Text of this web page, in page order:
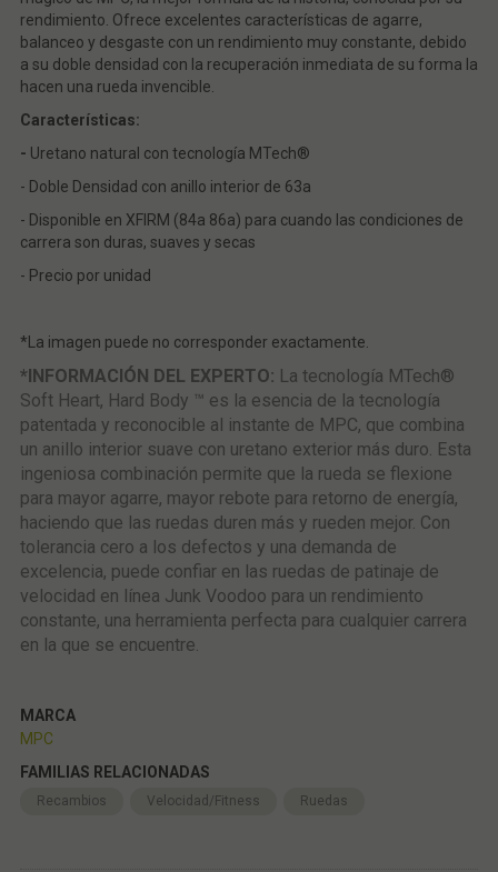
rendimiento. Ofrece excelentes características de agarre,
balanceo y desgaste con un rendimiento muy constante, debido
a su doble densidad con la recuperación inmediata de su forma la
hacen una rueda invencible.
Características:
- Uretano natural con tecnología MTech®
- Doble Densidad con anillo interior de 63a
- Disponible en XFIRM (84a 86a) para cuando las condiciones de
carrera son duras, suaves y secas
- Precio por unidad
*La imagen puede no corresponder exactamente.
*INFORMACIÓN DEL EXPERTO: La tecnología MTech®
Soft Heart, Hard Body ™ es la esencia de la tecnología
patentada y reconocible al instante de MPC, que combina
un anillo interior suave con uretano exterior más duro. Esta
ingeniosa combinación permite que la rueda se flexione
para mayor agarre, mayor rebote para retorno de energía,
haciendo que las ruedas duren más y rueden mejor. Con
tolerancia cero a los defectos y una demanda de
excelencia, puede confiar en las ruedas de patinaje de
velocidad en línea Junk Voodoo para un rendimiento
constante, una herramienta perfecta para cualquier carrera
en la que se encuentre.
MARCA
MPC
FAMILIAS RELACIONADAS
Recambios Velocidad/Fitness Ruedas